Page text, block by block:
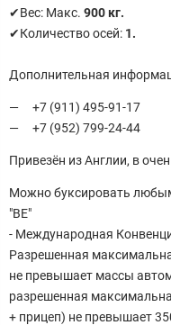
✔Вес: Макс. 900 кг.
✔Количество осей: 1.
Дополнительная
+7 (911) 495-91-17
+7 (952) 799-24-44
Привезён из Англии, в
Можно буксировать
"ВЕ"
- Международная
Разрешенная
не превышает массы
разрешенная
+ прицеп) не превышает